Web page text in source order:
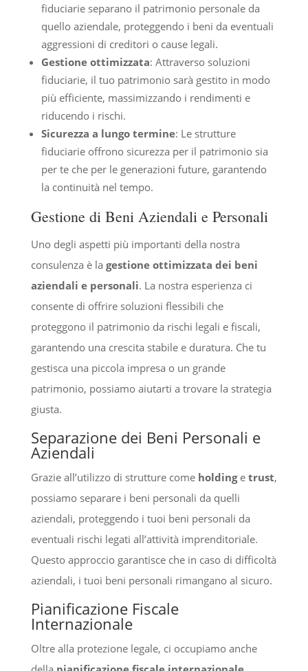
fiduciarie separano il patrimonio personale da
quello aziendale, proteggendo i beni da eventuali
aggressioni di creditori o cause legali.
Gestione ottimizzata: Attraverso soluzioni
fiduciarie, il tuo patrimonio sarà gestito in modo
più efficiente, massimizzando i rendimenti e
riducendo i rischi.
Sicurezza a lungo termine: Le strutture
fiduciarie offrono sicurezza per il patrimonio sia
per te che per le generazioni future, garantendo
la continuità nel tempo.
Gestione di Beni Aziendali e Personali
Uno degli aspetti più importanti della nostra
consulenza è la gestione ottimizzata dei beni
aziendali e personali. La nostra esperienza ci
consente di offrire soluzioni flessibili che
proteggono il patrimonio da rischi legali e fiscali,
garantendo una crescita stabile e duratura. Che tu
gestisca una piccola impresa o un grande
patrimonio, possiamo aiutarti a trovare la strategia
giusta.
Separazione dei Beni Personali e
Aziendali
Grazie all’utilizzo di strutture come holdinge trust,
possiamo separare i beni personali da quelli
aziendali, proteggendo i tuoi beni personali da
eventuali rischi legati all’attività imprenditoriale.
Questo approccio garantisce che in caso di difficoltà
aziendali, i tuoi beni personali rimangano al sicuro.
Pianificazione Fiscale
Internazionale
Oltre alla protezione legale, ci occupiamo anche